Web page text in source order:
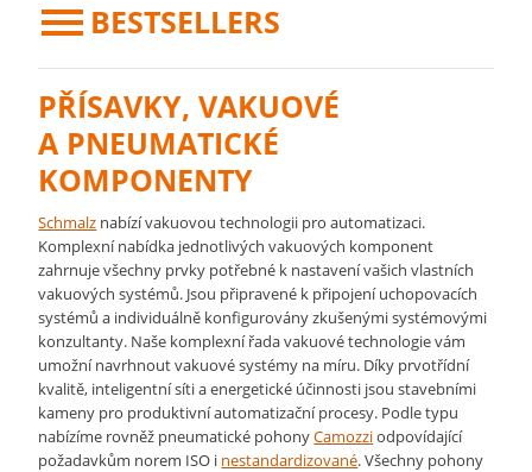
BESTSELLERS
PŘÍSAVKY, VAKUOVÉ
A PNEUMATICKÉ
KOMPONENTY
Schmalz nabízí vakuovou technologii pro automatizaci.
Komplexní nabídka jednotlivých vakuových komponent
zahrnuje všechny prvky potřebné k nastavení vašich vlastních
vakuových systémů. Jsou připravené k připojení uchopovacích
systémů a individuálně konfigurovány zkušenými systémovými
konzultanty. Naše komplexní řada vakuové technologie vám
umožní navrhnout vakuové systémy na míru. Díky prvotřídní
kvalitě, inteligentní síti a energetické účinnosti jsou stavebními
kameny pro produktivní automatizační procesy. Podle typu
nabízíme rovněž pneumatické pohonyCamozziodpovídající
požadavkům norem ISO i nestandardi­zované. Všechny pohony